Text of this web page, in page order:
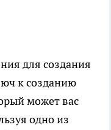
для создания
к созданию
может вас
одно из